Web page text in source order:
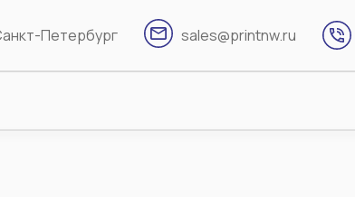
Петербург sales@printnw.ru